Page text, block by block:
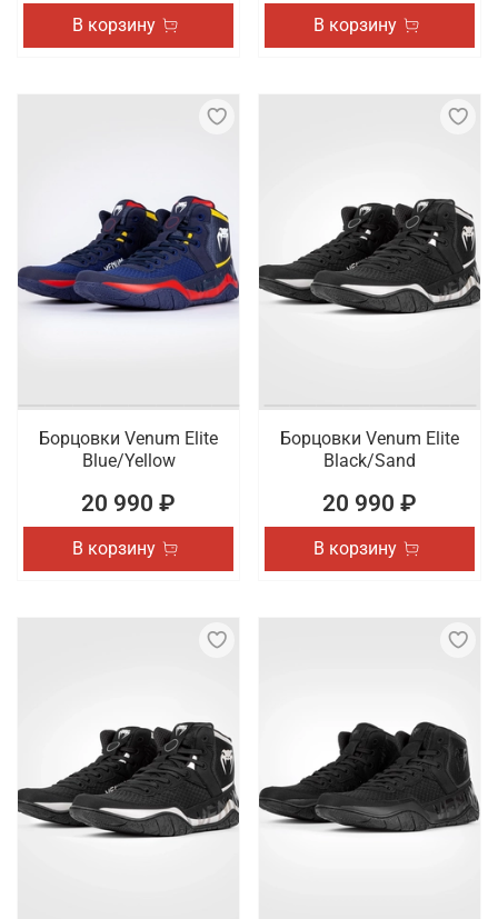
В корзину В корзину
Борцовки Venum Elite
Blue/Yellow
20 990 ₽
В корзину
Борцовки Venum Elite
Black/Sand
20 990 ₽
В корзину